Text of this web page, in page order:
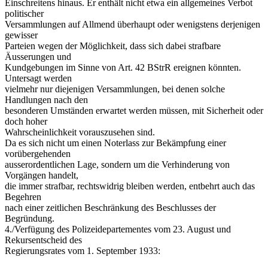
Einschreitens hinaus. Er enthält nicht etwa ein allgemeines Verbot
politischer
Versammlungen auf Allmend überhaupt oder wenigstens derjenigen
gewisser
Parteien wegen der Möglichkeit, dass sich dabei strafbare
Äusserungen und
Kundgebungen im Sinne von Art. 42 BStrR ereignen könnten.
Untersagt werden
vielmehr nur diejenigen Versammlungen, bei denen solche
Handlungen nach den
besonderen Umständen erwartet werden müssen, mit Sicherheit oder
doch hoher
Wahrscheinlichkeit vorauszusehen sind.
Da es sich nicht um einen Noterlass zur Bekämpfung einer
vorübergehenden
ausserordentlichen Lage, sondern um die Verhinderung von
Vorgängen handelt,
die immer strafbar, rechtswidrig bleiben werden, entbehrt auch das
Begehren
nach einer zeitlichen Beschränkung des Beschlusses der
Begründung.
4./Verfügung des Polizeidepartementes vom 23. August und
Rekursentscheid des
Regierungsrates vom 1. September 1933: